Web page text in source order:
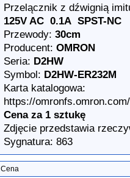
Przelącznik z dźwignią
125V AC 0.1A SPST-NC
Przewody: 30cm
Producent: OMRON
Seria: D2HW
Symbol: D2HW-ER232M
Karta katalogowa:
https://
Cena za 1 sztukę
Zdjęcie przedstawia
Sygnatura: 863
Cena